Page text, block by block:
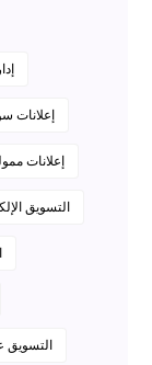
إعلانات
إعلانات
التسويق
التسويق